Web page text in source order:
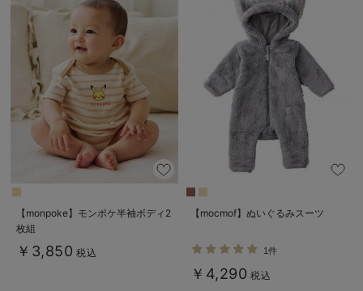
【monpoke】モンポケ半袖ボディ2
枚組
￥3,850 税込
【mocmof】ぬいぐるみスーツ
1件
￥4,290 税込